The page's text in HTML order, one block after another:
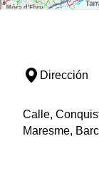
Dirección
Calle,
Maresme,